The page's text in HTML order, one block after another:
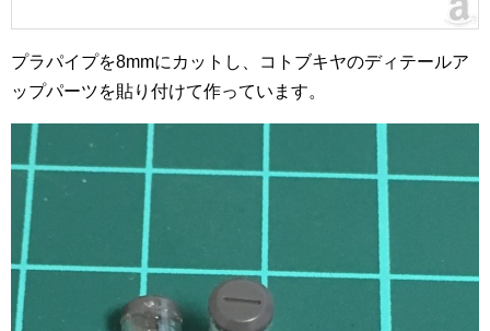
プラパイプを8mmにカットし、コトブキヤのディテールア
ップパーツを貼り付けて作っています。